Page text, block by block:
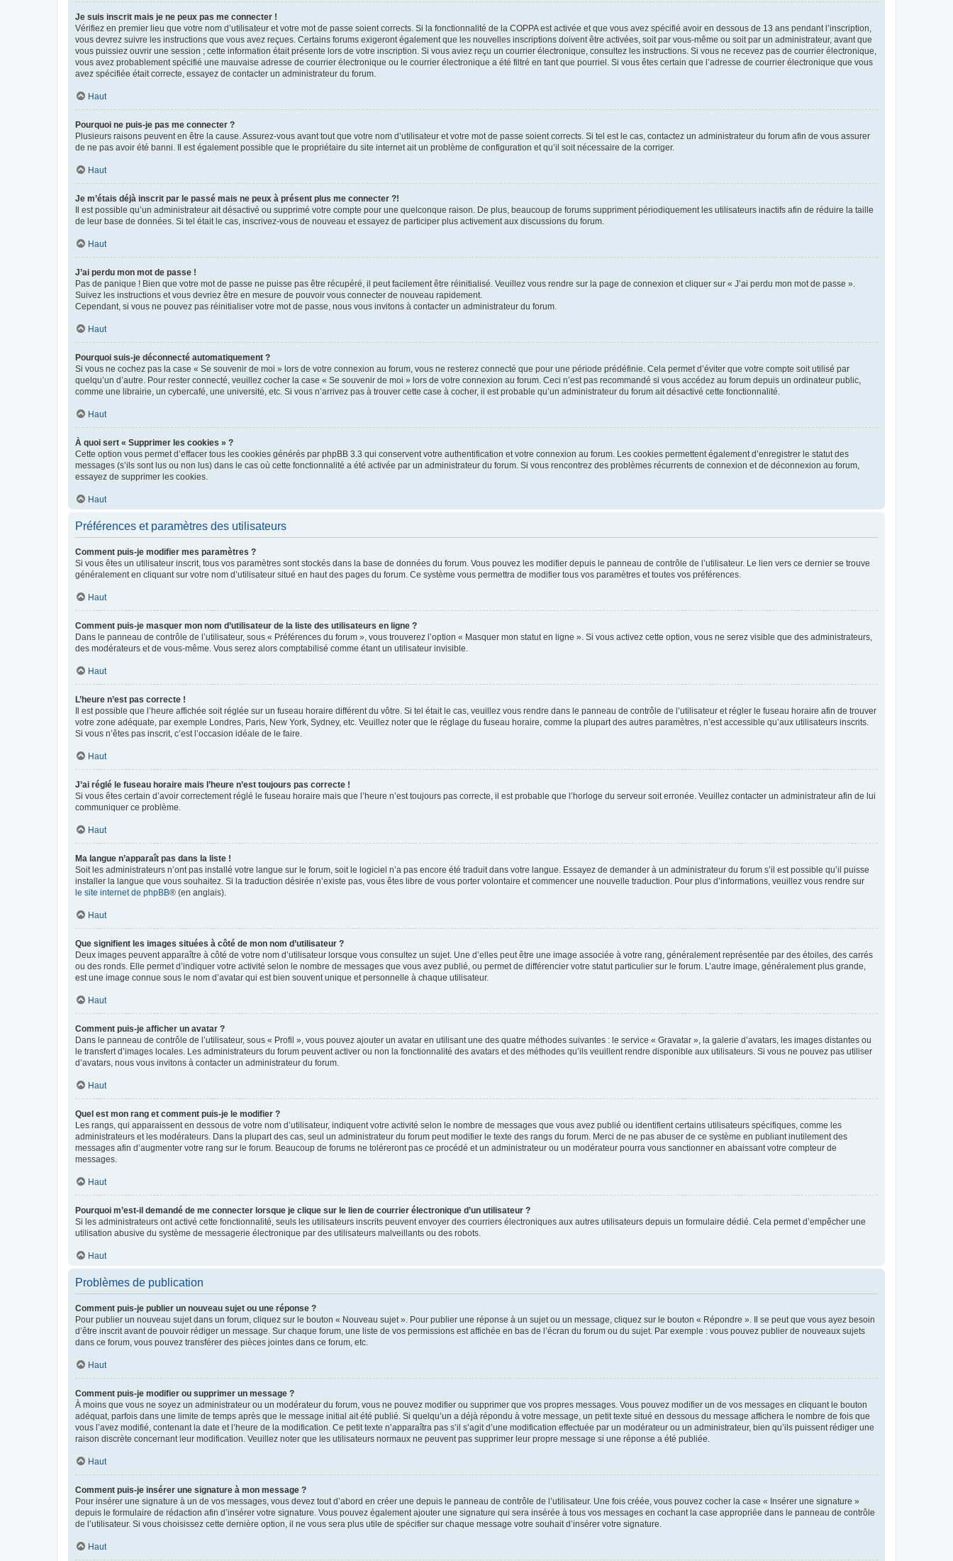
Je suis inscrit mais je ne peux pas me connecter !
Vérifiez en premier lieu que votre nom d’utilisateur et votre mot de passe soient corrects. Si la fonctionnalité de la COPPA est activée et que vous avez spécifié avoir en dessous de 13 ans pendant l’inscription,
vous devrez suivre les instructions que vous avez reçues. Certains forums exigeront également que les nouvelles inscriptions doivent être activées, soit par vous-même ou soit par un administrateur, avant que
vous puissiez ouvrir une session ; cette information était présente lors de votre inscription. Si vous aviez reçu un courrier électronique, consultez les instructions. Si vous ne recevez pas de courrier électronique,
vous avez probablement spécifié une mauvaise adresse de courrier électronique ou le courrier électronique a été filtré en tant que pourriel. Si vous êtes certain que l’adresse de courrier électronique que vous
avez spécifiée était correcte, essayez de contacter un administrateur du forum.
Haut
Pourquoi ne puis-je pas me connecter ?
Plusieurs raisons peuvent en être la cause. Assurez-vous avant tout que votre nom d’utilisateur et votre mot de passe soient corrects. Si tel est le cas, contactez un administrateur du forum afin de vous assurer
de ne pas avoir été banni. Il est également possible que le propriétaire du site internet ait un problème de configuration et qu’il soit nécessaire de la corriger.
Haut
Je m’étais déjà inscrit par le passé mais ne peux à présent plus me connecter ?!
Il est possible qu’un administrateur ait désactivé ou supprimé votre compte pour une quelconque raison. De plus, beaucoup de forums suppriment périodiquement les utilisateurs inactifs afin de réduire la taille
de leur base de données. Si tel était le cas, inscrivez-vous de nouveau et essayez de participer plus activement aux discussions du forum.
Haut
J’ai perdu mon mot de passe !
Pas de panique ! Bien que votre mot de passe ne puisse pas être récupéré, il peut facilement être réinitialisé. Veuillez vous rendre sur la page de connexion et cliquer sur « J’ai perdu mon mot de passe ».
Suivez les instructions et vous devriez être en mesure de pouvoir vous connecter de nouveau rapidement.
Cependant, si vous ne pouvez pas réinitialiser votre mot de passe, nous vous invitons à contacter un administrateur du forum.
Haut
Pourquoi suis-je déconnecté automatiquement ?
Si vous ne cochez pas la case « Se souvenir de moi » lors de votre connexion au forum, vous ne resterez connecté que pour une période prédéfinie. Cela permet d’éviter que votre compte soit utilisé par
quelqu’un d’autre. Pour rester connecté, veuillez cocher la case « Se souvenir de moi » lors de votre connexion au forum. Ceci n’est pas recommandé si vous accédez au forum depuis un ordinateur public,
comme une librairie, un cybercafé, une université, etc. Si vous n’arrivez pas à trouver cette case à cocher, il est probable qu’un administrateur du forum ait désactivé cette fonctionnalité.
Haut
À quoi sert « Supprimer les cookies » ?
Cette option vous permet d’effacer tous les cookies générés par phpBB 3.3 qui conservent votre authentification et votre connexion au forum. Les cookies permettent également d’enregistrer le statut des
messages (s’ils sont lus ou non lus) dans le cas où cette fonctionnalité a été activée par un administrateur du forum. Si vous rencontrez des problèmes récurrents de connexion et de déconnexion au forum,
essayez de supprimer les cookies.
Haut
Préférences et paramètres des utilisateurs
Comment puis-je modifier mes paramètres ?
Si vous êtes un utilisateur inscrit, tous vos paramètres sont stockés dans la base de données du forum. Vous pouvez les modifier depuis le panneau de contrôle de l’utilisateur. Le lien vers ce dernier se trouve
généralement en cliquant sur votre nom d’utilisateur situé en haut des pages du forum. Ce système vous permettra de modifier tous vos paramètres et toutes vos préférences.
Haut
Comment puis-je masquer mon nom d’utilisateur de la liste des utilisateurs en ligne ?
Dans le panneau de contrôle de l’utilisateur, sous « Préférences du forum », vous trouverez l’option « Masquer mon statut en ligne ». Si vous activez cette option, vous ne serez visible que des administrateurs,
des modérateurs et de vous-même. Vous serez alors comptabilisé comme étant un utilisateur invisible.
Haut
L’heure n’est pas correcte !
Il est possible que l’heure affichée soit réglée sur un fuseau horaire différent du vôtre. Si tel était le cas, veuillez vous rendre dans le panneau de contrôle de l’utilisateur et régler le fuseau horaire afin de trouver
votre zone adéquate, par exemple Londres, Paris, New York, Sydney, etc. Veuillez noter que le réglage du fuseau horaire, comme la plupart des autres paramètres, n’est accessible qu’aux utilisateurs inscrits.
Si vous n’êtes pas inscrit, c’est l’occasion idéale de le faire.
Haut
J’ai réglé le fuseau horaire mais l’heure n’est toujours pas correcte !
Si vous êtes certain d’avoir correctement réglé le fuseau horaire mais que l’heure n’est toujours pas correcte, il est probable que l’horloge du serveur soit erronée. Veuillez contacter un administrateur afin de lui
communiquer ce problème.
Haut
Ma langue n’apparaît pas dans la liste !
Soit les administrateurs n’ont pas installé votre langue sur le forum, soit le logiciel n’a pas encore été traduit dans votre langue. Essayez de demander à un administrateur du forum s’il est possible qu’il puisse
installer la langue que vous souhaitez. Si la traduction désirée n’existe pas, vous êtes libre de vous porter volontaire et commencer une nouvelle traduction. Pour plus d’informations, veuillez vous rendre sur
le site internet de phpBB® (en anglais).
Haut
Que signifient les images situées à côté de mon nom d’utilisateur ?
Deux images peuvent apparaître à côté de votre nom d’utilisateur lorsque vous consultez un sujet. Une d’elles peut être une image associée à votre rang, généralement représentée par des étoiles, des carrés
ou des ronds. Elle permet d’indiquer votre activité selon le nombre de messages que vous avez publié, ou permet de différencier votre statut particulier sur le forum. L’autre image, généralement plus grande,
est une image connue sous le nom d’avatar qui est bien souvent unique et personnelle à chaque utilisateur.
Haut
Comment puis-je afficher un avatar ?
Dans le panneau de contrôle de l’utilisateur, sous « Profil », vous pouvez ajouter un avatar en utilisant une des quatre méthodes suivantes : le service « Gravatar », la galerie d’avatars, les images distantes ou
le transfert d’images locales. Les administrateurs du forum peuvent activer ou non la fonctionnalité des avatars et des méthodes qu’ils veuillent rendre disponible aux utilisateurs. Si vous ne pouvez pas utiliser
d’avatars, nous vous invitons à contacter un administrateur du forum.
Haut
Quel est mon rang et comment puis-je le modifier ?
Les rangs, qui apparaissent en dessous de votre nom d’utilisateur, indiquent votre activité selon le nombre de messages que vous avez publié ou identifient certains utilisateurs spécifiques, comme les
administrateurs et les modérateurs. Dans la plupart des cas, seul un administrateur du forum peut modifier le texte des rangs du forum. Merci de ne pas abuser de ce système en publiant inutilement des
messages afin d’augmenter votre rang sur le forum. Beaucoup de forums ne toléreront pas ce procédé et un administrateur ou un modérateur pourra vous sanctionner en abaissant votre compteur de
messages.
Haut
Pourquoi m’est-il demandé de me connecter lorsque je clique sur le lien de courrier électronique d’un utilisateur ?
Si les administrateurs ont activé cette fonctionnalité, seuls les utilisateurs inscrits peuvent envoyer des courriers électroniques aux autres utilisateurs depuis un formulaire dédié. Cela permet d’empêcher une
utilisation abusive du système de messagerie électronique par des utilisateurs malveillants ou des robots.
Haut
Problèmes de publication
Comment puis-je publier un nouveau sujet ou une réponse ?
Pour publier un nouveau sujet dans un forum, cliquez sur le bouton « Nouveau sujet ». Pour publier une réponse à un sujet ou un message, cliquez sur le bouton « Répondre ». Il se peut que vous ayez besoin
d’être inscrit avant de pouvoir rédiger un message. Sur chaque forum, une liste de vos permissions est affichée en bas de l’écran du forum ou du sujet. Par exemple : vous pouvez publier de nouveaux sujets
dans ce forum, vous pouvez transférer des pièces jointes dans ce forum, etc.
Haut
Comment puis-je modifier ou supprimer un message ?
À moins que vous ne soyez un administrateur ou un modérateur du forum, vous ne pouvez modifier ou supprimer que vos propres messages. Vous pouvez modifier un de vos messages en cliquant le bouton
adéquat, parfois dans une limite de temps après que le message initial ait été publié. Si quelqu’un a déjà répondu à votre message, un petit texte situé en dessous du message affichera le nombre de fois que
vous l’avez modifié, contenant la date et l’heure de la modification. Ce petit texte n’apparaîtra pas s’il s’agit d’une modification effectuée par un modérateur ou un administrateur, bien qu’ils puissent rédiger une
raison discrète concernant leur modification. Veuillez noter que les utilisateurs normaux ne peuvent pas supprimer leur propre message si une réponse a été publiée.
Haut
Comment puis-je insérer une signature à mon message ?
Pour insérer une signature à un de vos messages, vous devez tout d’abord en créer une depuis le panneau de contrôle de l’utilisateur. Une fois créée, vous pouvez cocher la case « Insérer une signature »
depuis le formulaire de rédaction afin d’insérer votre signature. Vous pouvez également ajouter une signature qui sera insérée à tous vos messages en cochant la case appropriée dans le panneau de contrôle
de l’utilisateur. Si vous choisissez cette dernière option, il ne vous sera plus utile de spécifier sur chaque message votre souhait d’insérer votre signature.
Haut